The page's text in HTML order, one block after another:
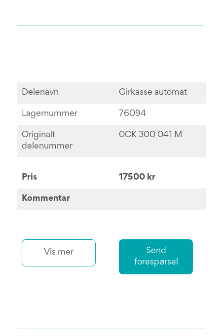
Delenavn Girkasse automat
Lagernummer 76094
Originalt
delenummer
0CK 300 041 M
Pris 17500 kr
Kommentar
Vis mer
Send
forespørsel